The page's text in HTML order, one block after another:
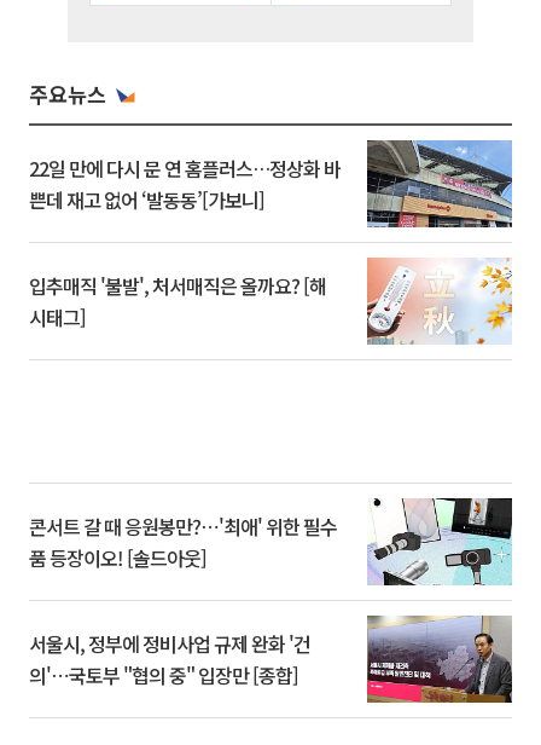
주요뉴스
22일 만에 다시 문 연 홈플러스…정상화 바
쁜데 재고 없어 ‘발동동’[가보니]
입추매직 '불발', 처서매직은 올까요? [해
시태그]
콘서트 갈 때 응원봉만?⋯'최애' 위한 필수
품 등장이오! [솔드아웃]
서울시, 정부에 정비사업 규제 완화 '건
의'⋯국토부 "협의 중" 입장만 [종합]